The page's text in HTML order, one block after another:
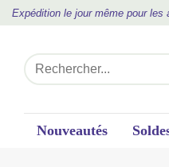
Expédition le jour même pour les
Nouveautés